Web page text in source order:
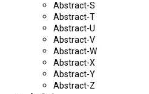
Abstract-S
Abstract-T
Abstract-U
Abstract-V
Abstract-W
Abstract-X
Abstract-Y
Abstract-Z